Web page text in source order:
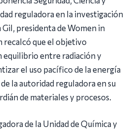
reguladora en la investigación
Gil, presidenta de Women in
recalcó que el objetivo
equilibrio entre radiación y
el uso pacífico de la energía
la autoridad reguladora en su
de materiales y procesos.
de la Unidad de Química y